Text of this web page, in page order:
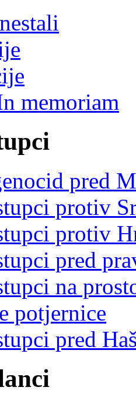
memoriam
pred
protiv
protiv
pred
na
potjernice
pred